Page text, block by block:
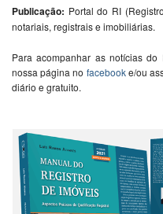
Publicação: Portal do RI
notariais, registrais e imobiliárias.
Para acompanhar as notícias
nossa página no facebooke/ou
diário e gratuito.